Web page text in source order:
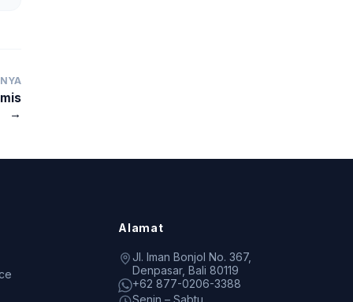
→
Alamat
Jl. Iman Bonjol No. 367,
Denpasar, Bali 80119
+62 877-0206-3388